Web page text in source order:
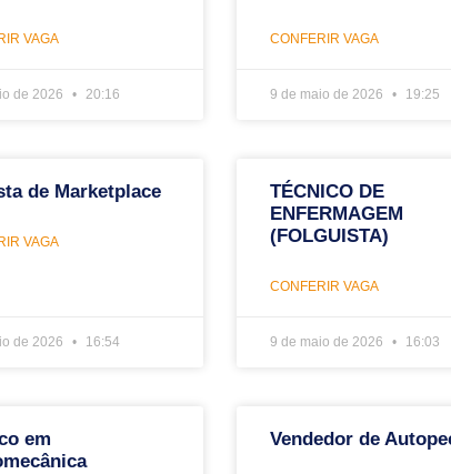
VAGA
de 2026 20:16
CONFERIR VAGA
9 de maio de 2026 19:25
de Marketplace
VAGA
de 2026 16:54
TÉCNICO DE
ENFERMAGEM
(FOLGUISTA)
CONFERIR VAGA
9 de maio de 2026 16:03
em
Vendedor de